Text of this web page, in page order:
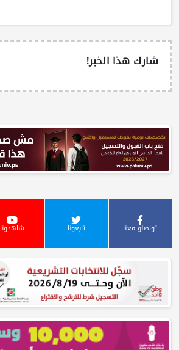
شارك هذا الخبر!
تواصلو معنا تابعونا شاهدونا